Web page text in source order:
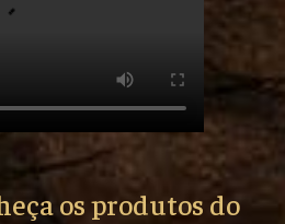
os produtos do